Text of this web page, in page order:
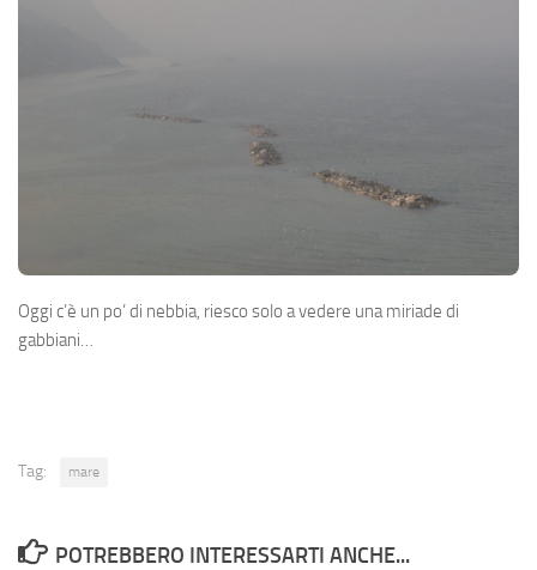
Oggi c’è un po’ di nebbia, riesco solo a vedere una miriade di
gabbiani…
Tag: mare
POTREBBERO INTERESSARTI ANCHE...